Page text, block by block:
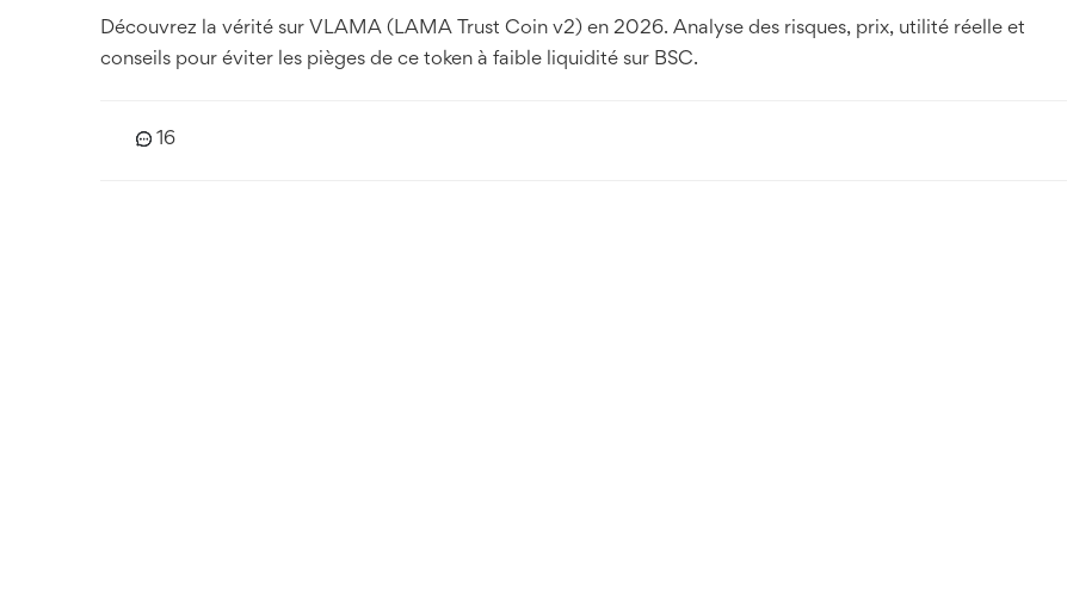
Découvrez la vérité sur VLAMA (LAMA Trust Coin v2) en 2026. Analyse des risques, prix, utilité réelle et
conseils pour éviter les pièges de ce token à faible liquidité sur BSC.
16